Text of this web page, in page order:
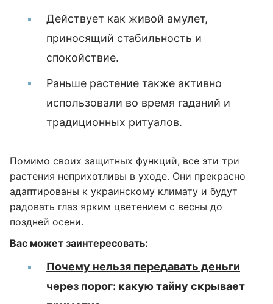
Действует как живой амулет,
приносящий стабильность и
спокойствие.
Раньше растение также активно
использовали во время гаданий и
традиционных ритуалов.
Помимо своих защитных функций, все эти три
растения неприхотливы в уходе. Они прекрасно
адаптированы к украинскому климату и будут
радовать глаз ярким цветением с весны до
поздней осени.
Вас может заинтересовать:
Почему нельзя передавать деньги
через порог: какую тайну скрывает